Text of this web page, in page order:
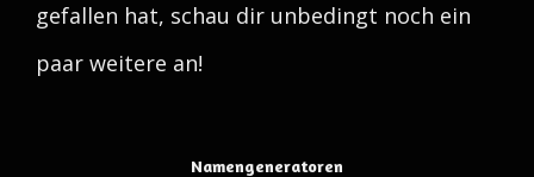
gefallen hat, schau dir unbedingt noch ein
paar weitere an!
Namengeneratoren